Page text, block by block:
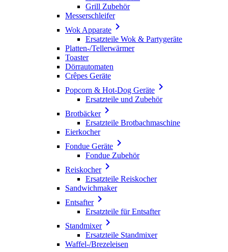
Grill Zubehör
Messerschleifer
Wok Apparate 
Ersatzteile Wok & Partygeräte
Platten-/Tellerwärmer
Toaster
Dörrautomaten
Crêpes Geräte
Popcorn & Hot-Dog Geräte 
Ersatzteile und Zubehör
Brotbäcker
Ersatzteile Brotbachmaschine
Eierkocher
Fondue Geräte 
Fondue Zubehör
Reiskocher
Ersatzteile Reiskocher
Sandwichmaker
Entsafter
Ersatzteile für Entsafter
Standmixer
Ersatzteile Standmixer
Waffel-/Brezeleisen